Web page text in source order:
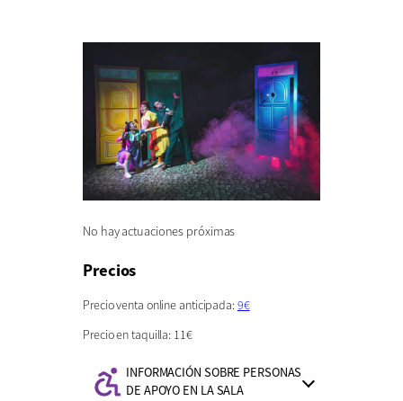
No hay actuaciones próximas
Precios
Precio venta online anticipada: 9€
Precio en taquilla: 11€
Información
INFORMACIÓN SOBRE PERSONAS
DE APOYO EN LA SALA